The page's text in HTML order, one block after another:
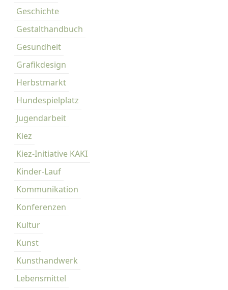
Geschichte
Gestalthandbuch
Gesundheit
Grafikdesign
Herbstmarkt
Hundespielplatz
Jugendarbeit
Kiez
Kiez-Initiative KAKI
Kinder-Lauf
Kommunikation
Konferenzen
Kultur
Kunst
Kunsthandwerk
Lebensmittel